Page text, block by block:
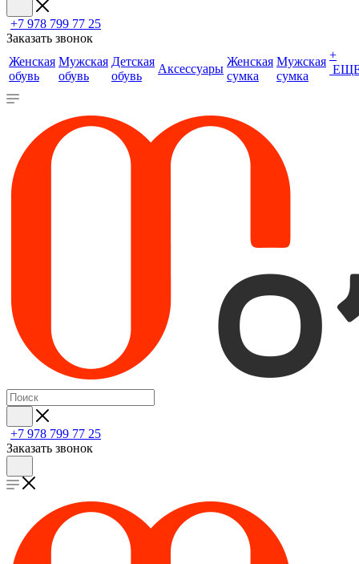
+7 978 799 77 25
Заказать звонок
Женская
обувь
Мужская
обувь
Детская
обувь
Аксессуары
Женская
сумка
Мужская
сумка
+
+7 978 799 77 25
Заказать звонок